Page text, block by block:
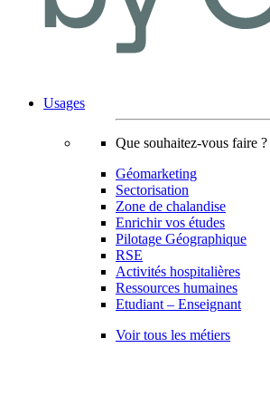
Usages
Que souhaitez-vous faire ?
Géomarketing
Sectorisation
Zone de chalandise
Enrichir vos études
Pilotage Géographique
RSE
Activités hospitalières
Ressources humaines
Etudiant – Enseignant
Voir tous les métiers